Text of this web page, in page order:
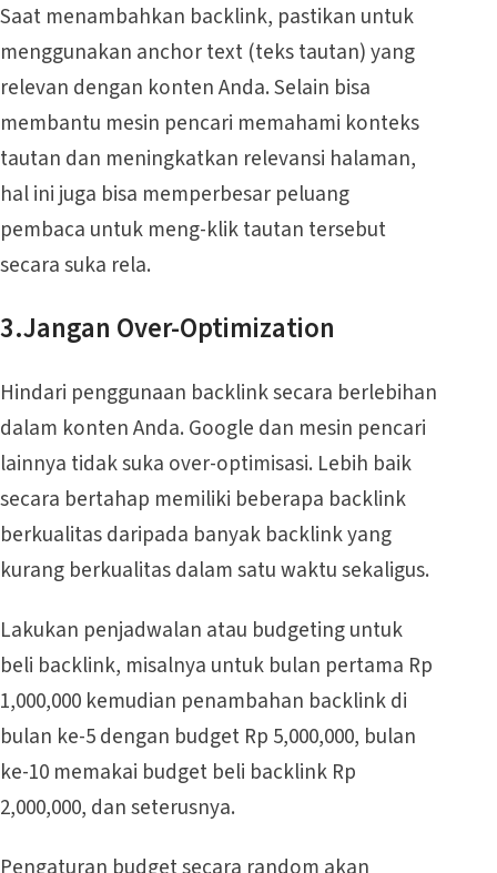
Saat menambahkan backlink, pastikan untuk
menggunakan anchor text (teks tautan) yang
relevan dengan konten Anda. Selain bisa
membantu mesin pencari memahami konteks
tautan dan meningkatkan relevansi halaman,
hal ini juga bisa memperbesar peluang
pembaca untuk meng-klik tautan tersebut
secara suka rela.
3.Jangan Over-Optimization
Hindari penggunaan backlink secara berlebihan
dalam konten Anda. Google dan mesin pencari
lainnya tidak suka over-optimisasi. Lebih baik
secara bertahap memiliki beberapa backlink
berkualitas daripada banyak backlink yang
kurang berkualitas dalam satu waktu sekaligus.
Lakukan penjadwalan atau budgeting untuk
beli backlink, misalnya untuk bulan pertama Rp
1,000,000 kemudian penambahan backlink di
bulan ke-5 dengan budget Rp 5,000,000, bulan
ke-10 memakai budget beli backlink Rp
2,000,000, dan seterusnya.